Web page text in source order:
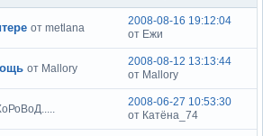
от metlana
2008-08-16 19:12:04
от Ежи
от Mallory
2008-08-12 13:13:44
от Mallory
2008-06-27 10:53:30
от Катёна_74